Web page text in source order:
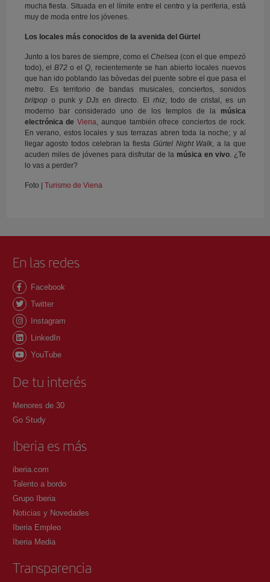
mucha fiesta. Situada en el límite entre el centro y la periferia, está
muy de moda entre los jóvenes.
Los locales más conocidos de la avenida del Gürtel
Junto a los bares de siempre, como elChelsea (con el que empezó
todo), el B72o elQ, recientemente se han abierto locales nuevos
que han ido poblando las bóvedas del puente sobre el que pasa el
metro. Es territorio de bandas musicales, conciertos, sonidos
britpopo punk yDJs en directo. El rhiz, todo de cristal, es un
moderno bar considerado uno de los templos de la
música
electrónica de Viena, aunque también ofrece conciertos de rock.
En verano, estos locales y sus terrazas abren toda la noche; y al
llegar agosto todos celebran la fiesta Gürtel Night Walk, a la que
acuden miles de jóvenes para disfrutar de lamúsica en vivo. ¿Te
lo vas a perder?
Foto | Turismo de Viena
En las redes
Facebook
Twitter
Instagram
LinkedIn
YouTube
De tu interés
Menores de 30
Go Study
Iberia es más
iberia.com
Talento a bordo
Grupo Iberia
Noticias y Novedades
Iberia Empleo
Iberia Media
Transparencia